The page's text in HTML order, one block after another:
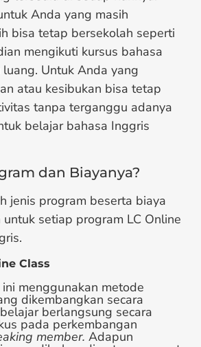
Anda yang masih
bisa tetap bersekolah seperti
mengikuti kursus bahasa
Untuk Anda yang
atau kesibukan bisa tetap
tanpa terganggu adanya
belajar bahasa Inggris
dan Biayanya?
jenis program beserta biaya
setiap program LC Online
Class
menggunakan metode
dikembangkan secara
berlangsung secara
pada perkembangan
member. Adapun